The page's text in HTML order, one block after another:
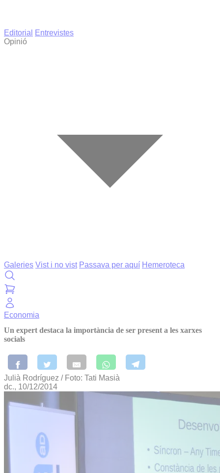
Editorial
Entrevistes
Opinió
Galeries Vist i no vist Passava per aquí Hemeroteca
Economia
Un expert destaca la importància de ser present a les xarxes
socials
Julià Rodríguez / Foto: Tati Masià
dc., 10/12/2014